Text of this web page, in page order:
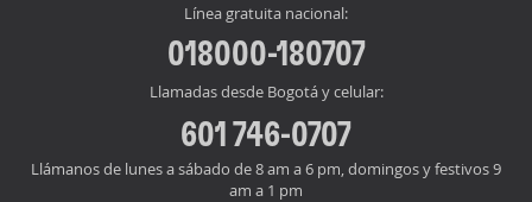
Línea gratuita nacional:
018000-180707
Llamadas desde Bogotá y celular:
601 746-0707
Llámanos de lunes a sábado de 8 am a 6 pm, domingos y festivos 9
am a 1 pm